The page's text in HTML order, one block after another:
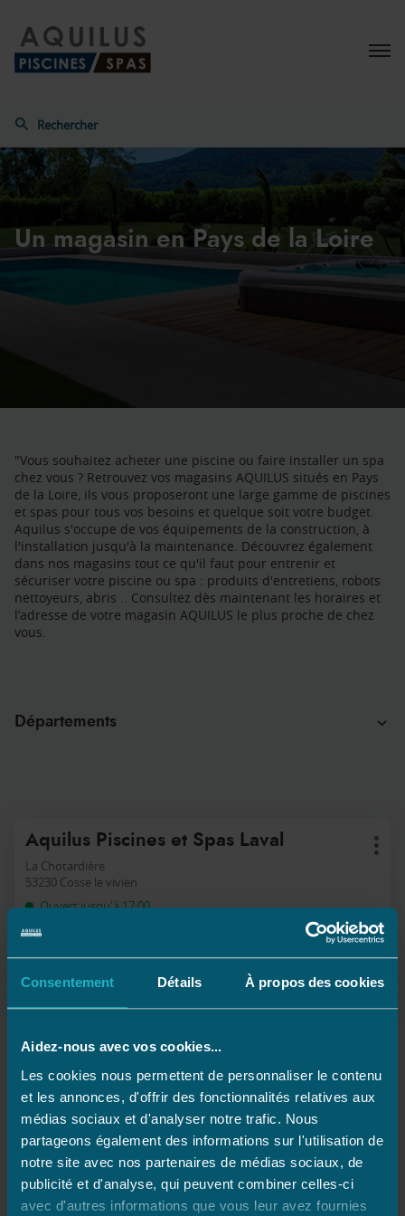
Consentement Détails À propos des cookies
Aidez-nous avec vos cookies...
Les cookies nous permettent de personnaliser le contenu
et les annonces, d'offrir des fonctionnalités relatives aux
médias sociaux et d'analyser notre trafic. Nous
partageons également des informations sur l'utilisation de
notre site avec nos partenaires de médias sociaux, de
publicité et d'analyse, qui peuvent combiner celles-ci
avec d'autres informations que vous leur avez fournies
Menu
Rechercher
Aquilus
Un magasinen Pays de la Loire
"Vous souhaitez acheter une piscine ou faire installer un spa
chez vous ? Retrouvez vos magasins AQUILUS situés en Pays
de la Loire, ils vous proposeront une large gamme de piscines
et spas pour tous vos besoins et quelque soit votre budget.
Aquilus s'occupe de vos équipements de la construction, à
l'installation jusqu'à la maintenance. Découvrez également
dans nos magasins tout ce qu'il faut pour entrenir et
sécuriser votre piscine ou spa : produits d'entretiens, robots
nettoyeurs, abris .. Consultez dès maintenant les horaires et
l’adresse de votre magasin AQUILUS le plus proche de chez
vous.
Départements
sur
touche
pour
obtenir
plus
amples
Point
de
vente
:
Aquilus Piscines et Spas Laval
La Chotardière
53230 Cosse le vivien
Ouvert jusqu'à 17:00
AFFICHER
LE
DE
DU
DE
VENTE
AQUILUS
PISCINES
ET
SPAS
LAVAL
Plus
Loire
MAYENNE
Cosse Le Vivien